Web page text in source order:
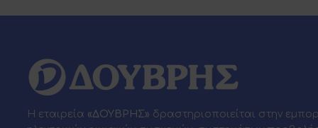
Η εταιρεία «ΔΟΥΒΡΗΣ» δραστηριοποιείται στην